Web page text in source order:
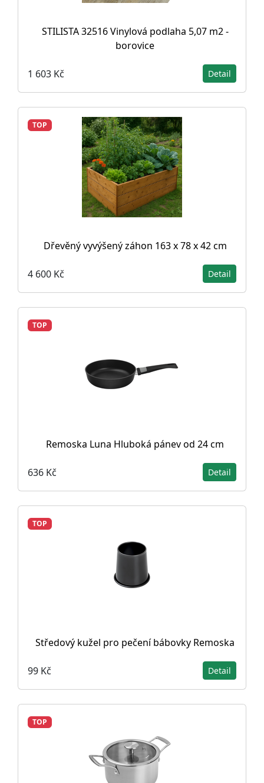
STILISTA 32516 Vinylová podlaha 5,07 m2 -
borovice
1 603 Kč Detail
TOP
Dřevěný vyvýšený záhon 163 x 78 x 42 cm
4 600 Kč Detail
TOP
Remoska Luna Hluboká pánev od 24 cm
636 Kč Detail
TOP
Středový kužel pro pečení bábovky Remoska
99 Kč Detail
TOP